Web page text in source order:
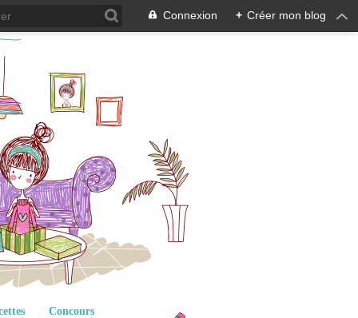
Connexion + Créer mon blog
Concours